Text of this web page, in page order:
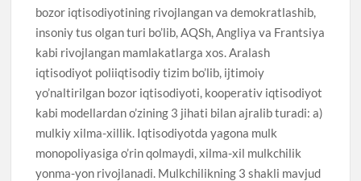
bozor iqtisodiyotining rivojlangan va demokratlashib,
insoniy tus olgan turi bo’lib, AQSh, Angliya va Frantsiya
kabi rivojlangan mamlakatlarga xos. Aralash
iqtisodiyot poliiqtisodiy tizim bo’lib, ijtimoiy
yo’naltirilgan bozor iqtisodiyoti, kooperativ iqtisodiyot
kabi modellardan o’zining 3 jihati bilan ajralib turadi: a)
mulkiy xilma-xillik. Iqtisodiyotda yagona mulk
monopoliyasiga o’rin qolmaydi, xilma-xil mulkchilik
yonma-yon rivojlanadi. Mulkchilikning 3 shakli mavjud